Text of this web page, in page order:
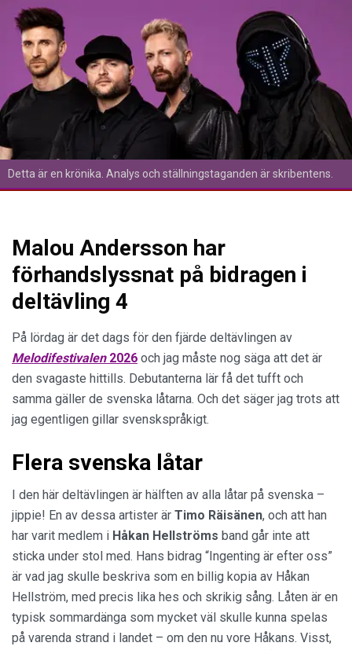
Detta är en krönika. Analys och ställningstaganden är skribentens.
Malou Andersson har
förhandslyssnat på bidragen i
deltävling 4
På lördag är det dags för den fjärde deltävlingen av
Melodifestivalen2026 och jag måste nog säga att det är
den svagaste hittills. Debutanterna lär få det tufft och
samma gäller de svenska låtarna. Och det säger jag trots att
jag egentligen gillar svenskspråkigt.
Flera svenska låtar
I den här deltävlingen är hälften av alla låtar på svenska –
jippie! En av dessa artister är Timo Räisänen, och att han
har varit medlem i Håkan Hellströms band går inte att
sticka under stol med. Hans bidrag “Ingenting är efter oss”
är vad jag skulle beskriva som en billig kopia av Håkan
Hellström, med precis lika hes och skrikig sång. Låten är en
typisk sommardänga som mycket väl skulle kunna spelas
på varenda strand i landet – om den nu vore Håkans. Visst,